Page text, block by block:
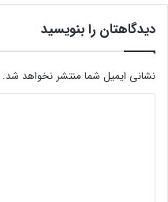
دیدگاهتان را بنویسید
نشانی ایمیل شما منتشر نخواهد شد.